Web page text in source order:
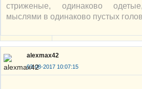
стриженые, одинаково
мыслями в одинаково пустых
alexmax42
03-08-2017 10:07:15